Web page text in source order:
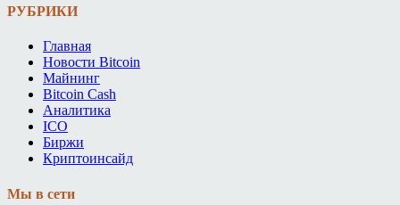
РУБРИКИ
Главная
Новости Bitcoin
Майнинг
Bitcoin Cash
Аналитика
ICO
Биржи
Криптоинсайд
Мы в сети